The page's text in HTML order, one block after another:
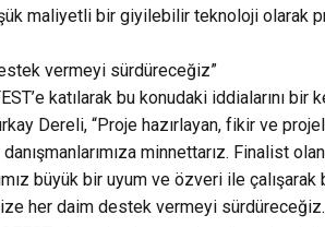
maliyetli bir giyilebilir teknoloji olarak
vermeyi sürdüreceğiz”
katılarak bu konudaki iddialarını bir
Dereli, “Proje hazırlayan, fikir ve
minnettarız. Finalist
büyük bir uyum ve özveri ile çalışarak
her daim destek vermeyi sürdüreceğiz.